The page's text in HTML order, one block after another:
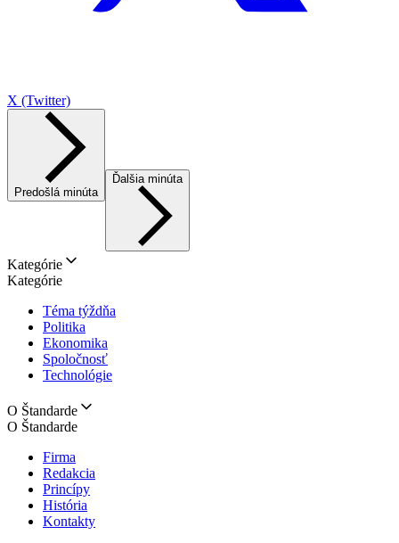
X (Twitter)
Predošlá minúta
Ďalšia minúta
Kategórie
Kategórie
Téma týždňa
Politika
Ekonomika
Spoločnosť
Technológie
O Štandarde
O Štandarde
Firma
Redakcia
Princípy
História
Kontakty